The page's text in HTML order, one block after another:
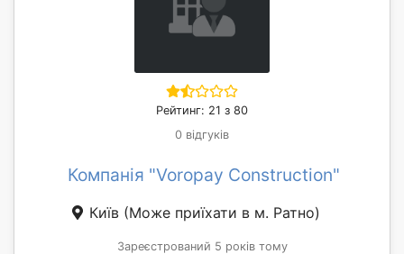
Рейтинг: 21 з 80
0 відгуків
Компанія "Voropay Construction"
Київ (Може приїхати в м. Ратно)
Зареєстрований 5 років тому